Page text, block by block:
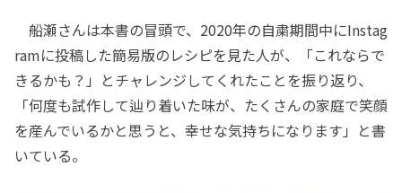
船瀬さんは本書の冒頭で、2020年の自粛期間中にInstag
ramに投稿した簡易版のレシピを見た人が、「これならで
きるかも？」とチャレンジしてくれたことを振り返り、
「何度も試作して辿り着いた味が、たくさんの家庭で笑顔
を産んでいるかと思うと、幸せな気持ちになります」と書
いている。